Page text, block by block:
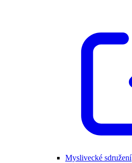
Myslivecké sdružení